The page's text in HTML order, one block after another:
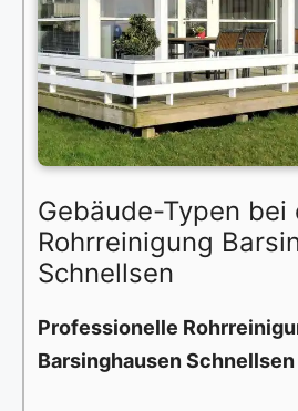
Gebäude-Typen bei
Rohrreinigung
Schnellsen
Professionelle
Barsinghausen Schnellsen